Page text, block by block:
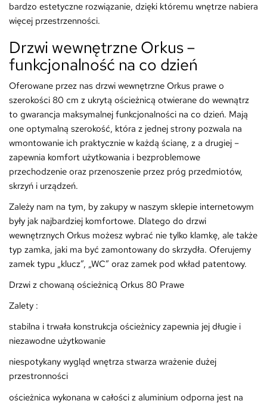
bardzo estetyczne rozwiązanie, dzięki któremu wnętrze nabiera
więcej przestrzenności.
Drzwi wewnętrzne Orkus –
funkcjonalność na co dzień
Oferowane przez nas drzwi wewnętrzne Orkus prawe o
szerokości 80 cm z ukrytą ościeżnicą otwierane do wewnątrz
to gwarancja maksymalnej funkcjonalności na co dzień. Mają
one optymalną szerokość, która z jednej strony pozwala na
wmontowanie ich praktycznie w każdą ścianę, z a drugiej –
zapewnia komfort użytkowania i bezproblemowe
przechodzenie oraz przenoszenie przez próg przedmiotów,
skrzyń i urządzeń.
Zależy nam na tym, by zakupy w naszym sklepie internetowym
były jak najbardziej komfortowe. Dlatego do drzwi
wewnętrznych Orkus możesz wybrać nie tylko klamkę, ale także
typ zamka, jaki ma być zamontowany do skrzydła. Oferujemy
zamek typu „klucz”, „WC” oraz zamek pod wkład patentowy.
Drzwi z chowaną ościeżnicą Orkus 80 Prawe
Zalety :
stabilna i trwała konstrukcja ościeżnicy zapewnia jej długie i
niezawodne użytkowanie
niespotykany wygląd wnętrza stwarza wrażenie dużej
przestronności
ościeżnica wykonana w całości z aluminium odporna jest na